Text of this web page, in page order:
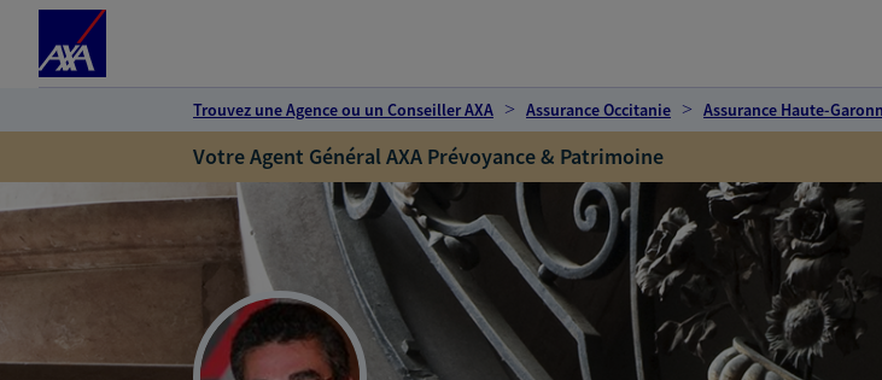
Trouvez une Agence ou un Conseiller AXA Assurance Occitanie Assurance Haute-
Votre Agent Général AXA Prévoyance & Patrimoine